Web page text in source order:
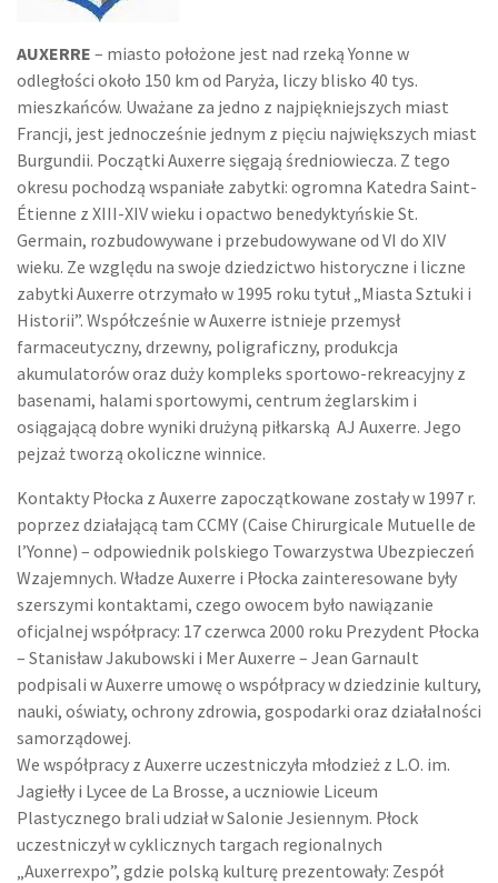
AUXERRE – miasto położone jest nad rzeką Yonne w
odległości około 150 km od Paryża, liczy blisko 40 tys.
mieszkańców. Uważane za jedno z najpiękniejszych miast
Francji, jest jednocześnie jednym z pięciu największych miast
Burgundii. Początki Auxerre sięgają średniowiecza. Z tego
okresu pochodzą wspaniałe zabytki: ogromna Katedra Saint-
Étienne z XIII-XIV wieku i opactwo benedyktyńskie St.
Germain, rozbudowywane i przebudowywane od VI do XIV
wieku. Ze względu na swoje dziedzictwo historyczne i liczne
zabytki Auxerre otrzymało w 1995 roku tytuł „Miasta Sztuki i
Historii”. Współcześnie w Auxerre istnieje przemysł
farmaceutyczny, drzewny, poligraficzny, produkcja
akumulatorów oraz duży kompleks sportowo-rekreacyjny z
basenami, halami sportowymi, centrum żeglarskim i
osiągającą dobre wyniki drużyną piłkarską AJ Auxerre. Jego
pejzaż tworzą okoliczne winnice.
Kontakty Płocka z Auxerre zapoczątkowane zostały w 1997 r.
poprzez działającą tam CCMY (Caise Chirurgicale Mutuelle de
l’Yonne) – odpowiednik polskiego Towarzystwa Ubezpieczeń
Wzajemnych. Władze Auxerre i Płocka zainteresowane były
szerszymi kontaktami, czego owocem było nawiązanie
oficjalnej współpracy: 17 czerwca 2000 roku Prezydent Płocka
– Stanisław Jakubowski i Mer Auxerre – Jean Garnault
podpisali w Auxerre umowę o współpracy w dziedzinie kultury,
nauki, oświaty, ochrony zdrowia, gospodarki oraz działalności
samorządowej.
We współpracy z Auxerre uczestniczyła młodzież z L.O. im.
Jagiełły i Lycee de La Brosse, a uczniowie Liceum
Plastycznego brali udział w Salonie Jesiennym. Płock
uczestniczył w cyklicznych targach regionalnych
„Auxerrexpo”, gdzie polską kulturę prezentowały: Zespół